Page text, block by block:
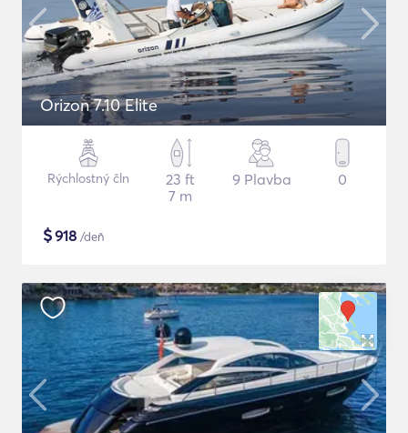
Orizon 7.10 Elite
Rýchlostný čln
23 ft
7 m
9 Plavba 0
$918 /deň